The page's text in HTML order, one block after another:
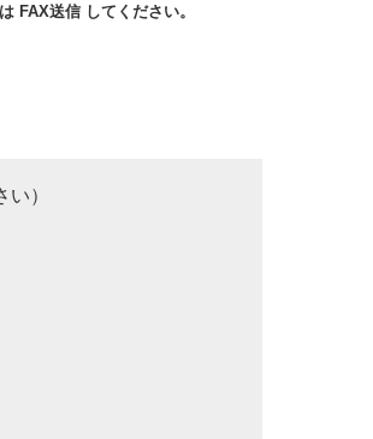
FAX送信 してください。
）